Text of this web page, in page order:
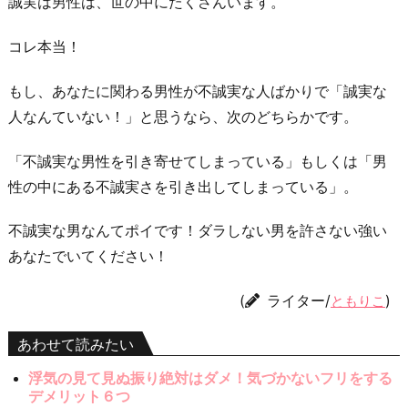
コレ本当！
もし、あなたに関わる男性が不誠実な人ばかりで「誠実な
人なんていない！」と思うなら、次のどちらかです。
「不誠実な男性を引き寄せてしまっている」もしくは「男
性の中にある不誠実さを引き出してしまっている」。
不誠実な男なんてポイです！ダラしない男を許さない強い
あなたでいてください！
( ライター/ともりこ )
あわせて読みたい
浮気の見て見ぬ振り絶対はダメ！気づかないフリをする
デメリット６つ